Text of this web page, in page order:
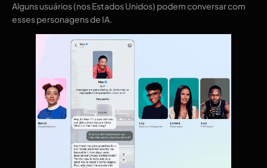
Alguns usuários (nos Estados Unidos) podem conversar com
esses personagens de IA.